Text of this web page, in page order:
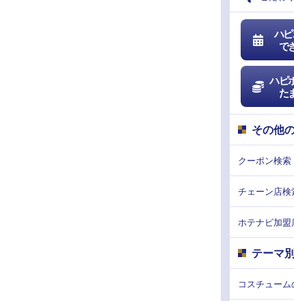
ハ
で
ハピ
た
その他
クーポン検索
チェーン店検
ホテナビ加盟
テーマ
コスチュー